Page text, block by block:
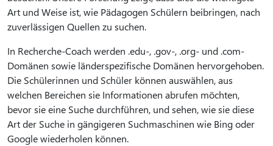
Art und Weise ist, wie Pädagogen Schülern beibringen, nach
zuverlässigen Quellen zu suchen.
In Recherche-Coach werden .edu-, .gov-, .org- und .com-
Domänen sowie länderspezifische Domänen hervorgehoben.
Die Schülerinnen und Schüler können auswählen, aus
welchen Bereichen sie Informationen abrufen möchten,
bevor sie eine Suche durchführen, und sehen, wie sie diese
Art der Suche in gängigeren Suchmaschinen wie Bing oder
Google wiederholen können.